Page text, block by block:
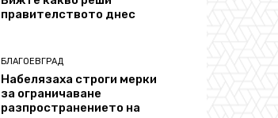
правителството днес
БЛАГОЕВГРАД
Набелязаха строги мерки
за ограничаване
разпространението на